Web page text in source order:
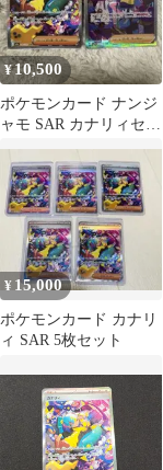
¥10,500
ポケモンカード ナンジ
ャモ SAR カナリィセッ
ト
¥ 15,000
ポケモンカード カナリ
ィ SAR 5枚セット